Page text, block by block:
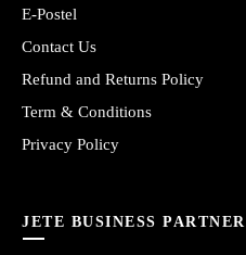
E-Postel
Contact Us
Refund and Returns Policy
Term & Conditions
Privacy Policy
JETE BUSINESS PARTNER